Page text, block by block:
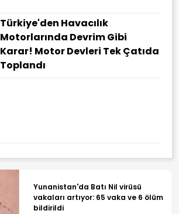
Türkiye'den Havacılık
Motorlarında Devrim Gibi
Karar! Motor Devleri Tek Çatıda
Toplandı
Yunanistan'da Batı Nil virüsü
vakaları artıyor: 65 vaka ve 6 ölüm
bildirildi